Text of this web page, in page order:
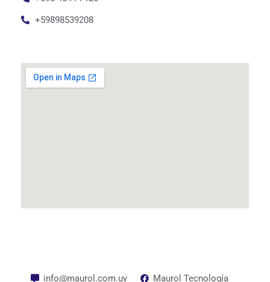
+59898539208
info@maurol.com.uy
Maurol Tecnología